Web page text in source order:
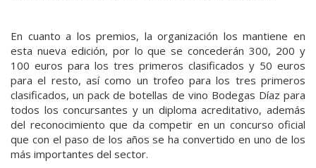
En cuanto a los premios, la organización los mantiene en
esta nueva edición, por lo que se concederán 300, 200 y
100 euros para los tres primeros clasificados y 50 euros
para el resto, así como un trofeo para los tres primeros
clasificados, un pack de botellas de vino Bodegas Díaz para
todos los concursantes y un diploma acreditativo, además
del reconocimiento que da competir en un concurso oficial
que con el paso de los años se ha convertido en uno de los
más importantes del sector.